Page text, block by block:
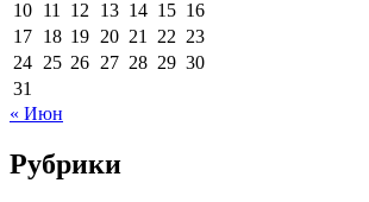
10 11 12 13 14 15 16
17 18 19 20 21 22 23
24 25 26 27 28 29 30
31
« Июн
Рубрики